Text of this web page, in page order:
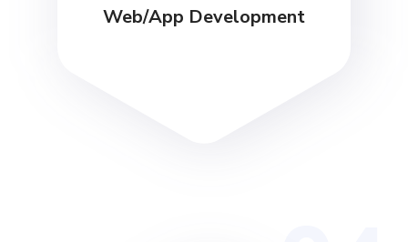
Web/App Development